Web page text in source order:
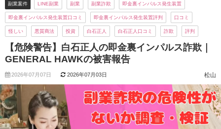
副業案件 LINE副業 副業 副業詐欺 即金裏インパルス発生装置
即金裏インパルス発生装置口コミ 即金裏インパルス発生装置評判 口コミ
怪しい 悪質商法 投資 白石正人 白石正人口コミ 詐欺 評判
【危険警告】白石正人の即金裏インパルス詐欺｜
GENERAL HAWKの被害報告
2026年07月07日 2026年07月03日 松山